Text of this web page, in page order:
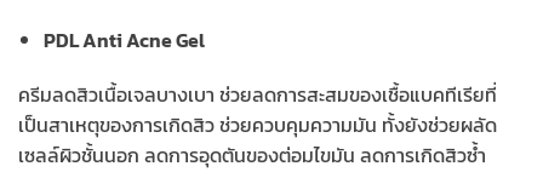
PDL Anti Acne Gel
ครีมลดสิวเนื้อเจลบางเบา ช่วยลดการสะสมของเชื้อแบคทีเรียที่
เป็นสาเหตุของการเกิดสิว ช่วยควบคุมความมัน ทั้งยังช่วยผลัด
เซลล์ผิวชั้นนอก ลดการอุดตันของต่อมไขมัน ลดการเกิดสิวซ้ำ